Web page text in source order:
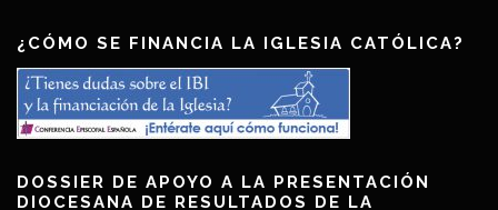
¿CÓMO SE FINANCIA LA IGLESIA CATÓLICA?
DOSSIER DE APOYO A LA PRESENTACIÓN
DIOCESANA DE RESULTADOS DE LA